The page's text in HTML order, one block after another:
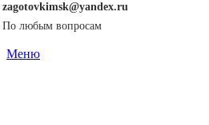
zagotovkimsk@yandex.ru
По любым вопросам
Меню